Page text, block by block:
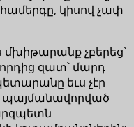
կիսով չափ
չբերեց՝
զատ՝ մարդ
եւս չէր
պայմանավորված